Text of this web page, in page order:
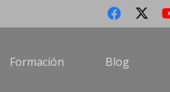
Formación Blog